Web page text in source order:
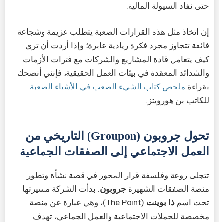
حتى نفاد السيولة المالية.
إن اتخاذ مثل هذه القرارات الصعبة يتطلب عزيمة وشجاعة
فائقة تتجاوز مجرد فكرة ريادية عابرة؛ وإذا أردت أن ترى
كيف يتعامل قادة المشاريع والشركات مع فترات الأزمات
والشدائد المعقدة في بيئات العمل الحقيقية، فإنني أنصحك
بقراءة ملخص كتاب الشيء الصعب في الأشياء الصعبة
للكاتب بن هورويتز.
تحول جروبون (Groupon) التاريخي من
العمل الاجتماعي إلى الصفقات الجماعية
تتجلى روعة وفلسفة قرار المحور في قصة نشأة وتطور
منصة الصفقات الشهيرة جروبون. بدأت الشركة مسيرتها
تحت اسم ذا بوينت
(The Point)، وهي عبارة عن منصة
مخصصة للحملات الاجتماعية والعمل الجماعي، تهدف